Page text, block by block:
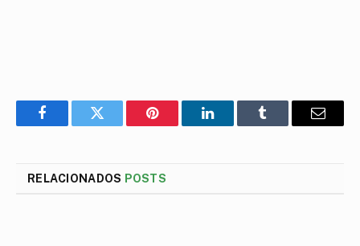
FacebookTwitter Pinterest LinkedInTumblr
E-
RELACIONADOS POSTS